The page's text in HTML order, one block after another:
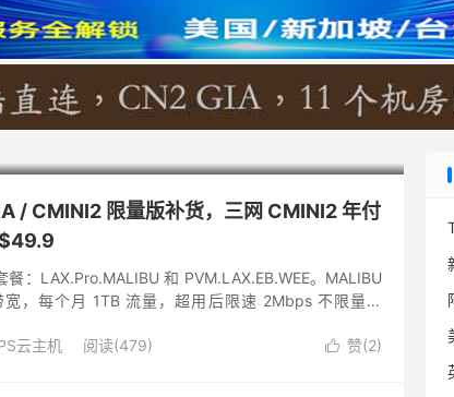
/ CMINI2 限量版补货，三网 CMINI2 年付
：LAX.Pro.MALIBU 和 PVM.LAX.EB.WEE。MALIBU
，每个月 1TB 流量，超用后限速 2Mbps 不限量；
 赞(2)
云主机 阅读(479)